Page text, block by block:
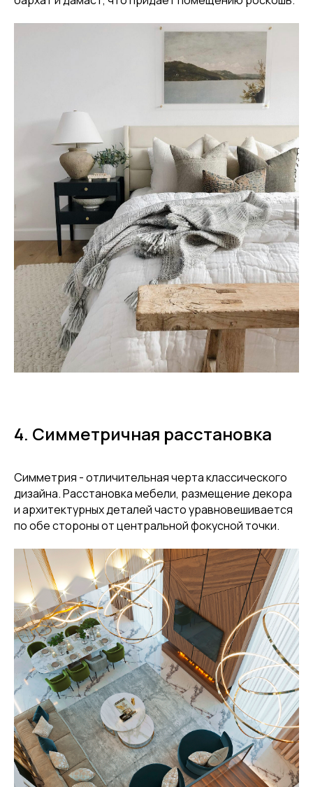
4. Симметричная расстановка
Симметрия - отличительная черта классического
дизайна. Расстановка мебели, размещение декора
и архитектурных деталей часто уравновешивается
по обе стороны от центральной фокусной точки.